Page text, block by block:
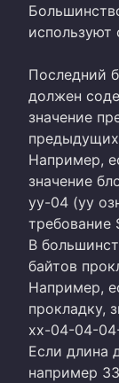
Последний
должен
значение
Например,
значение
yy-04 (yy
требование
В
байтов
Например,
прокладку,
xx-04-04-
Если длина
например